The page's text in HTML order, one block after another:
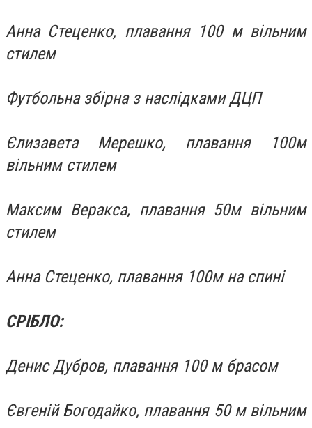
Анна Стеценко, плавання 100 м вільним
стилем
Футбольна збірна з наслідками ДЦП
Єлизавета Мерешко, плавання 100м
вільним стилем
Максим Веракса, плавання 50м вільним
стилем
Анна Стеценко, плавання 100м на спині
СРІБЛО:
Денис Дубров, плавання 100 м брасом
Євгеній Богодайко, плавання 50 м вільним